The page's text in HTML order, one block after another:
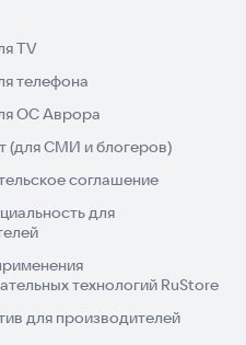
рулевого колеса,
автомобиль!
TV
телефона
ОС Аврора
(для СМИ и блогеров)
соглашение
для
технологий RuStore
для производителей